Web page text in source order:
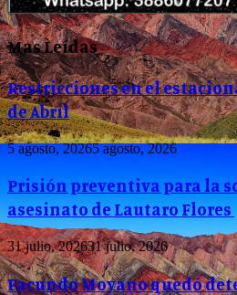
Mas Leídas
Restricciones en el
de Abril
5 agosto, 20265 agosto, 2026
Prisión preventiva para la
asesinato de Lautaro Flores
31 julio, 202631 julio, 2026
Facundo Moyano quedó